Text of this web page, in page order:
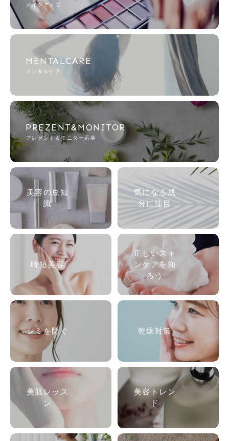
メイクアップ
MENTALCARE
メンタルケア
PREZENT&MONITOR
プレゼント＆モニター応募
美容の豆知
識
気になる成
分に注目
時短美容
正しいスキ
ンケアを知
ろう
シミを防ぐ 乾燥対策
美肌レッス
ン
美容トレン
ド